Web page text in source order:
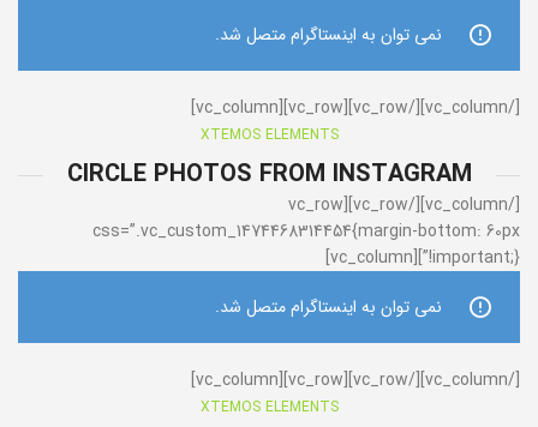
نمی توان به اینستاگرام متصل شد.
[/vc_column][/vc_row][vc_row][vc_column]
XTEMOS ELEMENTS
CIRCLE PHOTOS FROM INSTAGRAM
[/vc_column][/vc_row][vc_row
css=”.vc_custom_1474468314454{margin-bottom: 60px
!important;}”][vc_column]
نمی توان به اینستاگرام متصل شد.
[/vc_column][/vc_row][vc_row][vc_column]
XTEMOS ELEMENTS